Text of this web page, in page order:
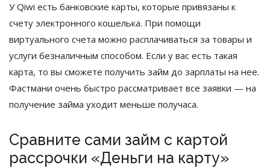
У Qiwi есть банковские карты, которые привязаны к
счету электронного кошелька. При помощи
виртуального счета можно расплачиваться за товары и
услуги безналичным способом. Если у вас есть такая
карта, то вы сможете получить займ до зарплаты на нее.
Фастмани очень быстро рассматривает все заявки — на
получение займа уходит меньше получаса.
Сравните сами займ с картой
рассрочки «Деньги на карту»